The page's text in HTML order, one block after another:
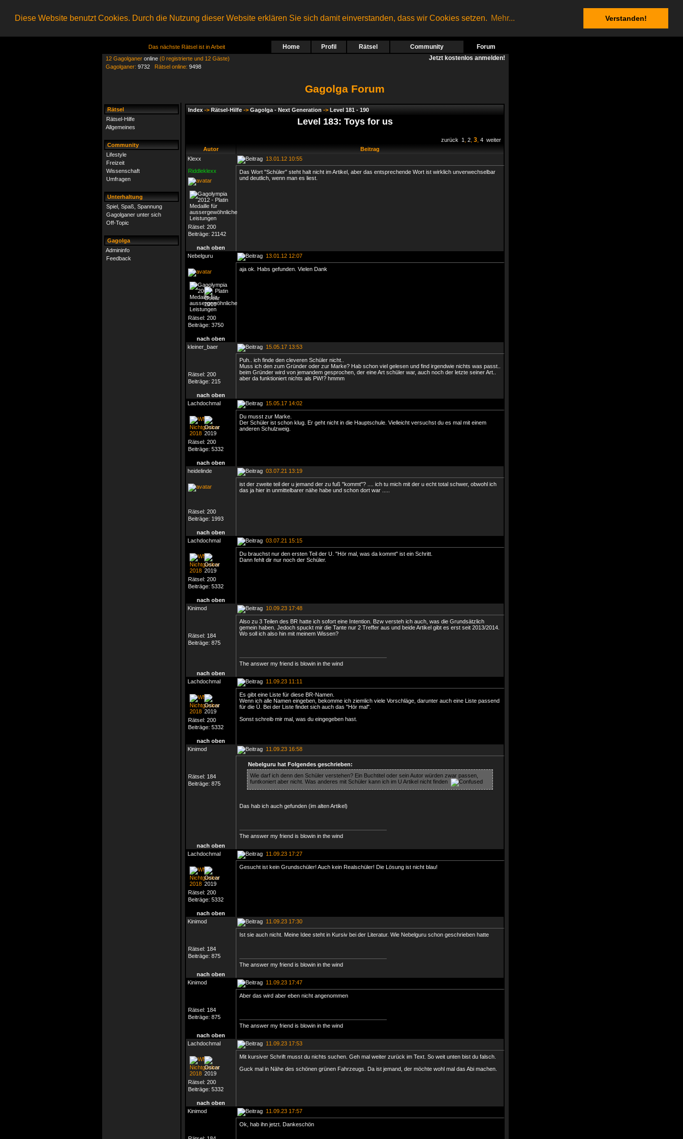
Diese Website benutzt Cookies. Durch die Nutzung dieser Website erklären Sie sich damit einverstanden, dass wir Cookies setzen. Mehr... Verstanden!
Das nächste Rätsel ist in Arbeit Home Profil Rätsel Community Forum
12 Gagolganer online (0 registrierte und 12 Gäste)
Gagolganer: 9732 Rätsel online: 9498
Jetzt kostenlos anmelden!
Gagolga Forum
Rätsel
Rätsel-Hilfe
Allgemeines
Community
Lifestyle
Freizeit
Wissenschaft
Umfragen
Unterhaltung
Spiel, Spaß, Spannung
Gagolganer unter sich
Off-Topic
Gagolga
Admininfo
Feedback
Index -> Rätsel-Hilfe -> Gagolga - Next Generation -> Level 181 - 190
Level 183: Toys for us
zurück 1 2 3 4 weiter
Autor
Beitrag
Klexx
13.01.12 10:55
Riddleklexx
Rätsel: 200
Beiträge: 21142
Das Wort "Schüler" steht halt nicht im Artikel, aber das entsprechende Wort ist wirklich unverwechselbar
und deutlich, wenn man es liest.
nach oben
Nebelguru
13.01.12 12:07
Rätsel: 200
Beiträge: 3750
aja ok. Habs gefunden. Vielen Dank
nach oben
kleiner_baer
15.05.17 13:53
Rätsel: 200
Beiträge: 215
Puh.. ich finde den cleveren Schüler nicht..
Muss ich den zum Gründer oder zur Marke? Hab schon viel gelesen und find irgendwie nichts was passt..
beim Gründer wird von jemandem gesprochen, der eine Art schüler war, auch noch der letzte seiner Art..
aber da funktioniert nichts als PW!? hmmm
nach oben
Lachdochmal
15.05.17 14:02
Rätsel: 200
Beiträge: 5332
Du musst zur Marke.
Der Schüler ist schon klug. Er geht nicht in die Hauptschule. Vielleicht versuchst du es mal mit einem
anderen Schulzweig.
nach oben
heidelinde
03.07.21 13:19
Rätsel: 200
Beiträge: 1993
ist der zweite teil der u jemand der zu fuß "kommt"? .... ich tu mich mit der u echt total schwer, obwohl ich
das ja hier in unmittelbarer nähe habe und schon dort war .....
nach oben
Lachdochmal
03.07.21 15:15
Rätsel: 200
Beiträge: 5332
Du brauchst nur den ersten Teil der U. "Hör mal, was da kommt" ist ein Schritt.
Dann fehlt dir nur noch der Schüler.
nach oben
Kinimod
10.09.23 17:48
Rätsel: 184
Beiträge: 875
Also zu 3 Teilen des BR hatte ich sofort eine Intention. Bzw versteh ich auch, was die Grundsätzlich
gemein haben. Jedoch spuckt mir die Tante nur 2 Treffer aus und beide Artikel gibt es erst seit 2013/2014.
Wo soll ich also hin mit meinem Wissen?
The answer my friend is blowin in the wind
nach oben
Lachdochmal
11.09.23 11:11
Rätsel: 200
Beiträge: 5332
Es gibt eine Liste für diese BR-Namen.
Wenn ich alle Namen eingeben, bekomme ich ziemlich viele Vorschläge, darunter auch eine Liste passend
für die Ü. Bei der Liste findet sich auch das "Hör mal".
Sonst schreib mir mal, was du eingegeben hast.
nach oben
Kinimod
11.09.23 16:58
Rätsel: 184
Beiträge: 875
Nebelguru hat Folgendes geschrieben:
Wie darf ich denn den Schüler verstehen? Ein Buchtitel oder sein Autor würden zwar passen,
funtkoniert aber nicht. Was anderes mit Schüler kann ich im U Artikel nicht finden
Das hab ich auch gefunden (im alten Artikel)
The answer my friend is blowin in the wind
nach oben
Lachdochmal
11.09.23 17:27
Rätsel: 200
Beiträge: 5332
Gesucht ist kein Grundschüler! Auch kein Realschüler! Die Lösung ist nicht blau!
nach oben
Kinimod
11.09.23 17:30
Rätsel: 184
Beiträge: 875
Ist sie auch nicht. Meine Idee steht in Kursiv bei der Literatur. Wie Nebelguru schon geschrieben hatte
The answer my friend is blowin in the wind
nach oben
Kinimod
11.09.23 17:47
Rätsel: 184
Beiträge: 875
Aber das wird aber eben nicht angenommen
The answer my friend is blowin in the wind
nach oben
Lachdochmal
11.09.23 17:53
Rätsel: 200
Beiträge: 5332
Mit kursiver Schrift musst du nichts suchen. Geh mal weiter zurück im Text. So weit unten bist du falsch.
Guck mal in Nähe des schönen grünen Fahrzeugs. Da ist jemand, der möchte wohl mal das Abi machen.
nach oben
Kinimod
11.09.23 17:57
Ok, hab ihn jetzt. Dankeschön